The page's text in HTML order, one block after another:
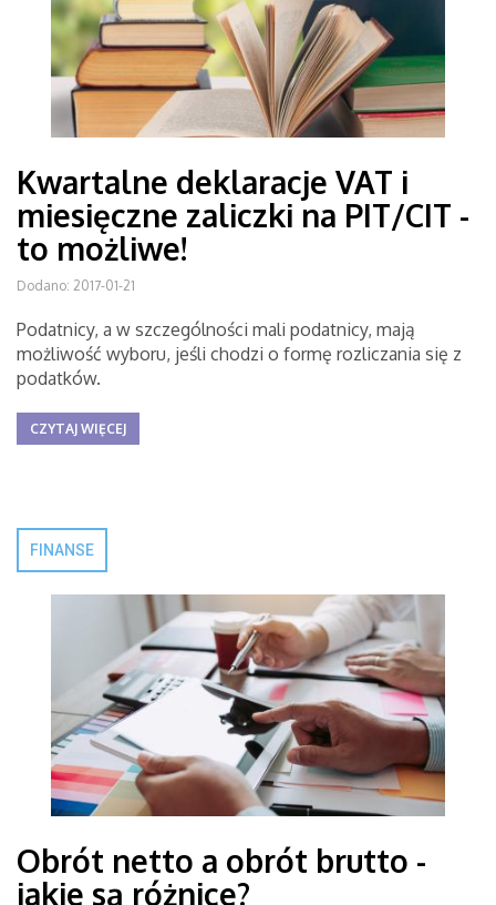
Kwartalne deklaracje VAT i
miesięczne zaliczki na PIT/CIT -
to możliwe!
Dodano: 2017-01-21
Podatnicy, a w szczególności mali podatnicy, mają
możliwość wyboru, jeśli chodzi o formę rozliczania się z
podatków.
CZYTAJ WIĘCEJ
FINANSE
Obrót netto a obrót brutto -
jakie są różnice?